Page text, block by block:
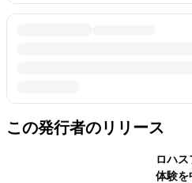
この発行者のリリース
ロハ
体験を